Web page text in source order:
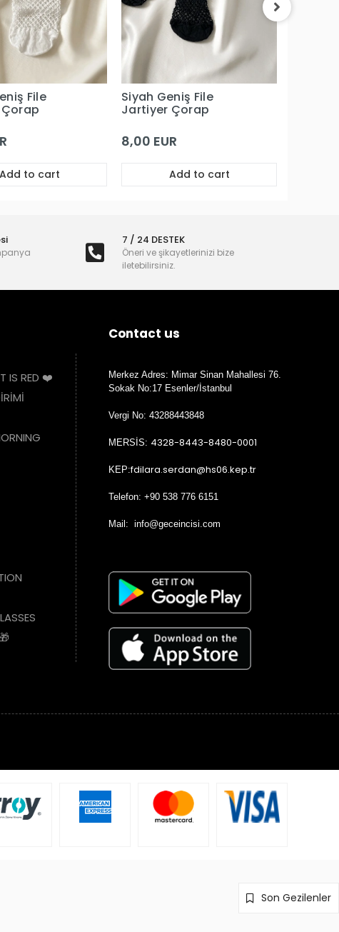
File
Add to cart
Siyah Geniş File
Jartiyer Çorap
8,00 EUR
Add to cart
Son Gezilenler
7 / 24 DESTEK
Öneri ve şikayetlerinizi bize
iletebilirsiniz.
IS RED ❤️
Contact us
Merkez Adres: Mimar Sinan Mahallesi 76.
Sokak No:17 Esenler/İstanbul
Vergi No: 43288443848
MERSİS: 4328-8443-8480-0001
KEP:fdilara.serdan@hs06.kep.tr
Telefon: +90 538 776 6151
Mail: info@geceincisi.com